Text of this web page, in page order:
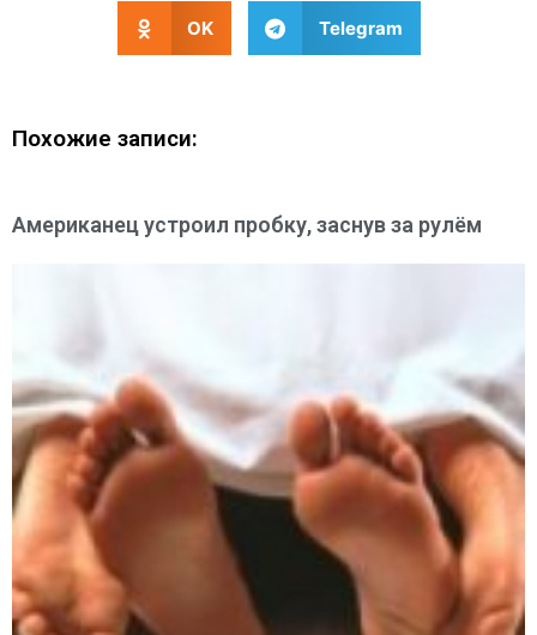
OK Telegram
Похожие записи:
Американец устроил пробку, заснув за рулём